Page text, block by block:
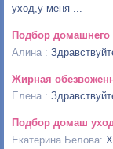
уход,у меня ...
Подбор домашнего
Жирная
Подбор домаш